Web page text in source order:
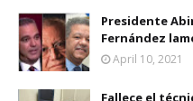
Presidente
Fernández
April 10, 2021
Fallece el